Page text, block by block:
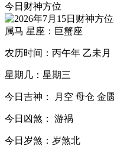
今日财神方位
属马 星座：巨蟹座
农历时间：丙午年 乙未月
星期几：星期三
今日吉神： 月空 母仓 金
今日凶煞： 游祸
今日岁煞：岁煞北